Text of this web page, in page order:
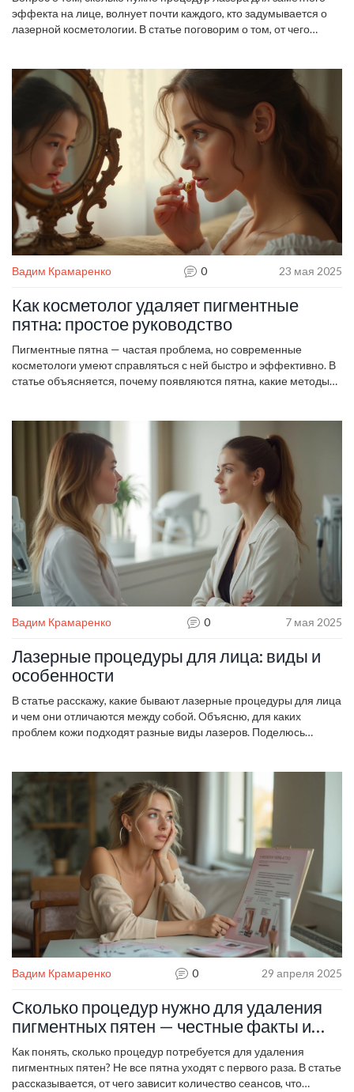
эффекта на лице, волнует почти каждого, кто задумывается о
лазерной косметологии. В статье поговорим о том, от чего
так, чтобы эффект держался дольше. Будет много честных
советов без запутанных терминов и обещаний 'все сразу'.
Разберём, сколько на самом деле готовиться к походу к
косметологу и какие нюансы стоит учесть.
Вадим Крамаренко 0 23 мая 2025
Как косметолог удаляет пигментные
пятна: простое руководство
Пигментные пятна — частая проблема, но современные
косметологи умеют справляться с ней быстро и эффективно. В
статье объясняется, почему появляются пятна, какие методы
понятным языком. Если волнуют пятна, статья поможет
разобраться и не ошибиться с выбором.
Вадим Крамаренко 0 7 мая 2025
Лазерные процедуры для лица: виды и
особенности
В статье расскажу, какие бывают лазерные процедуры для лица
и чем они отличаются между собой. Объясню, для каких
проблем кожи подходят разные виды лазеров. Поделюсь
о лазерной косметологии. Материал поможет понять, чего
ждать от лазера и как выжать из процедуры максимум.
Вадим Крамаренко 0 29 апреля 2025
Сколько процедур нужно для удаления
пигментных пятен — честные факты и
реальный опыт
Как понять, сколько процедур потребуется для удаления
пигментных пятен? Не все пятна уходят с первого раза. В статье
рассказывается, от чего зависит количество сеансов, что